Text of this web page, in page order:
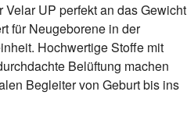
UP perfekt an das Gewicht
für Neugeborene in der
Hochwertige Stoffe mit
Belüftung machen
Begleiter von Geburt bis ins